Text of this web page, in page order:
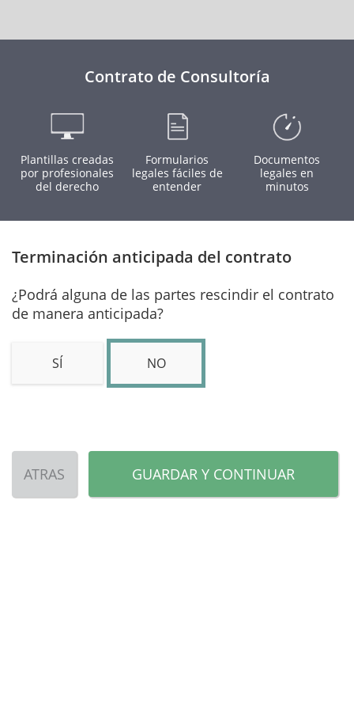
Contrato de Consultoría
Plantillas creadas
por profesionales
del derecho
Formularios
legales fáciles de
entender
Documentos
legales en
minutos
Terminación anticipada del contrato
¿Podrá alguna de las partes rescindir el contrato
de manera anticipada?
SÍ NO
ATRAS GUARDAR Y CONTINUAR